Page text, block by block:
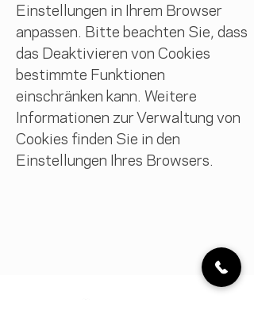
Einstellungen in Ihrem Browser
anpassen. Bitte beachten Sie, dass
das Deaktivieren von Cookies
bestimmte Funktionen
einschränken kann. Weitere
Informationen zur Verwaltung von
Cookies finden Sie in den
Einstellungen Ihres Browsers.